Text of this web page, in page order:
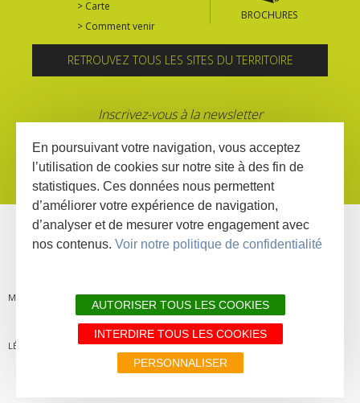
> Carte
> Comment venir
BROCHURES
RETROUVEZ TOUS LES SITES DU TERRITOIRE
Inscrivez-vous à la newsletter
MENTIONS
LÉGALES
PLAN DU
SITE
LIENS
PARTENAIRES
DÉCLARATION
D'ACCESSIBILITÉ
En poursuivant votre navigation, vous acceptez
l’utilisation de cookies sur notre site à des fin de
statistiques. Ces données nous permettent
d’améliorer votre expérience de navigation,
d’analyser et de mesurer votre engagement avec
nos contenus. Voir notre politique de confidentialité
AUTORISER TOUS LES COOKIES
INTERDIRE TOUS LES COOKIES
PERSONNALISER